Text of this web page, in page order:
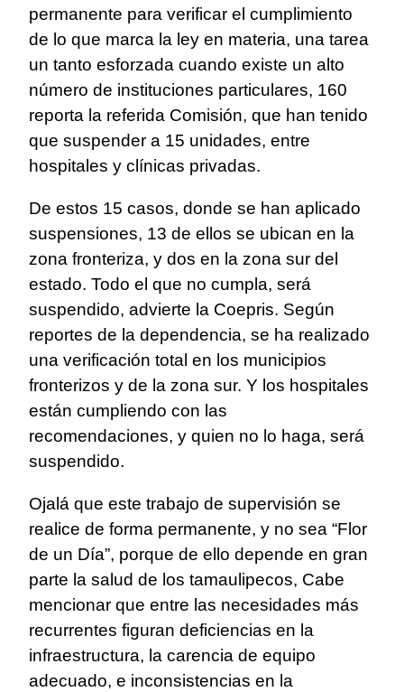
permanente para verificar el cumplimiento
de lo que marca la ley en materia, una tarea
un tanto esforzada cuando existe un alto
número de instituciones particulares, 160
reporta la referida Comisión, que han tenido
que suspender a 15 unidades, entre
hospitales y clínicas privadas.
De estos 15 casos, donde se han aplicado
suspensiones, 13 de ellos se ubican en la
zona fronteriza, y dos en la zona sur del
estado. Todo el que no cumpla, será
suspendido, advierte la Coepris. Según
reportes de la dependencia, se ha realizado
una verificación total en los municipios
fronterizos y de la zona sur. Y los hospitales
están cumpliendo con las
recomendaciones, y quien no lo haga, será
suspendido.
Ojalá que este trabajo de supervisión se
realice de forma permanente, y no sea “Flor
de un Día”, porque de ello depende en gran
parte la salud de los tamaulipecos, Cabe
mencionar que entre las necesidades más
recurrentes figuran deficiencias en la
infraestructura, la carencia de equipo
adecuado, e inconsistencias en la